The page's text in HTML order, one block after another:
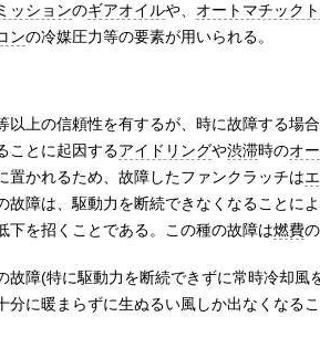
ッションのギアオイルや、 オートマチック
ンの冷媒圧力等の要素が用いられる。
以上の信頼性を有するが、時に故障する場
ことに起因するアイドリングや渋滞時のオ
置かれるため、故障したファンクラッチは
故障は、駆動力を断続できなくなることに
下を招くことである。この種の故障は燃費
故障(特に駆動力を断続できずに常時冷却
分に暖まらずに生ぬるい風しか出なくなる